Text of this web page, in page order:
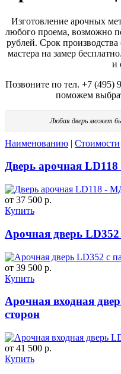
Изготовление арочных
любого проема, возможно
рублей. Срок
мастера на замер
и
Позвоните по тел. +7 (495)
поможем
Любая дверь может
Наименованию | Стоимости
Дверь арочная
от 37 500 р.
Купить
Арочная дверь
от 39 500 р.
Купить
Арочная входная
сторон
от 41 500 р.
Купить